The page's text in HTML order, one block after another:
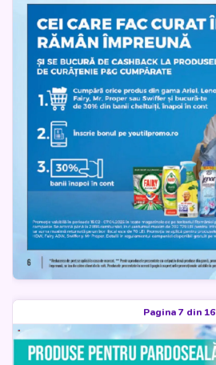
Pagina 7 din 16